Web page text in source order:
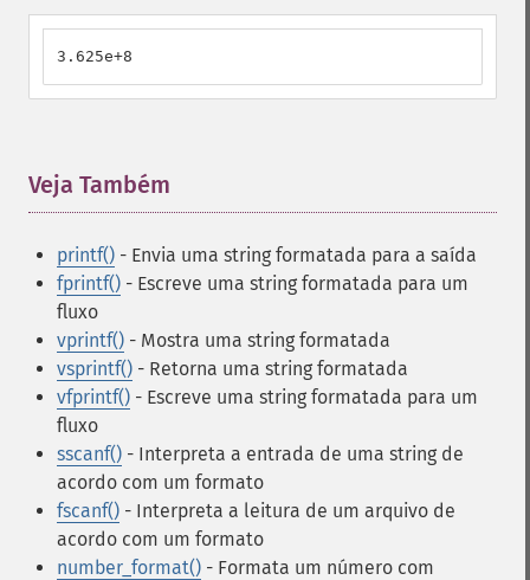
3.625e+8
Veja Também
printf() - Envia uma string formatada para a saída
fprintf() - Escreve uma string formatada para um
fluxo
vprintf() - Mostra uma string formatada
vsprintf() - Retorna uma string formatada
vfprintf() - Escreve uma string formatada para um
fluxo
sscanf() - Interpreta a entrada de uma string de
acordo com um formato
fscanf() - Interpreta a leitura de um arquivo de
acordo com um formato
number_format() - Formata um número com